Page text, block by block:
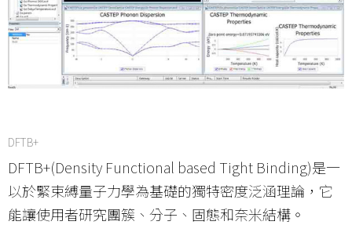
DFTB+
DFTB+(Density Functional based Tight Binding)是一
以於緊束縛量子力學為基礎的獨特密度泛涵理論，它
能讓使用者研究團簇、分子、固態和奈米結構。